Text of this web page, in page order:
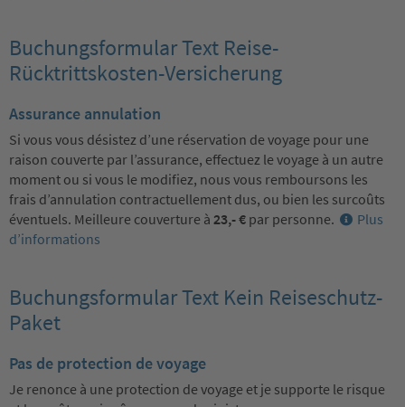
Buchungsformular Text Reise-
Rücktrittskosten-Versicherung
Assurance annulation
Si vous vous désistez d’une réservation de voyage pour une
raison couverte par l’assurance, effectuez le voyage à un autre
moment ou si vous le modifiez, nous vous remboursons les
frais d’annulation contractuellement dus, ou bien les surcoûts
éventuels. Meilleure couverture à 23,- € par personne.
Plus
d’informations
Buchungsformular Text Kein Reiseschutz-
Paket
Pas de protection de voyage
Je renonce à une protection de voyage et je supporte le risque